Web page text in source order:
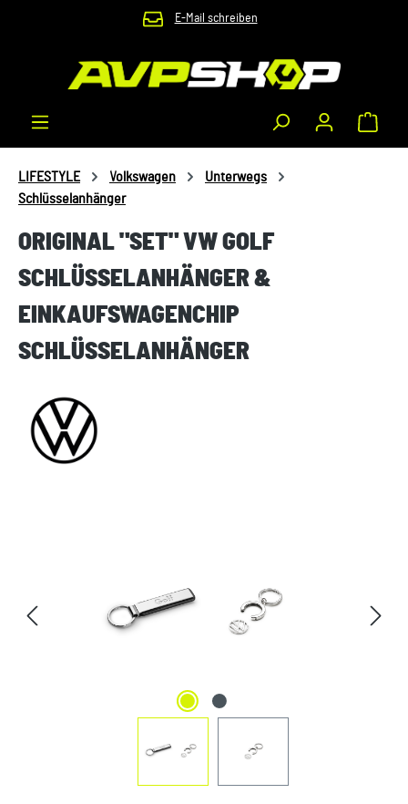
Zum Hauptinhalt springen E-Mail schreiben
LIFESTYLE Volkswagen
Unterwegs
Schlüsselanhänger
ORIGINAL "SET" VW GOLF
SCHLÜSSELANHÄNGER &
EINKAUFSWAGENCHIP
SCHLÜSSELANHÄNGER